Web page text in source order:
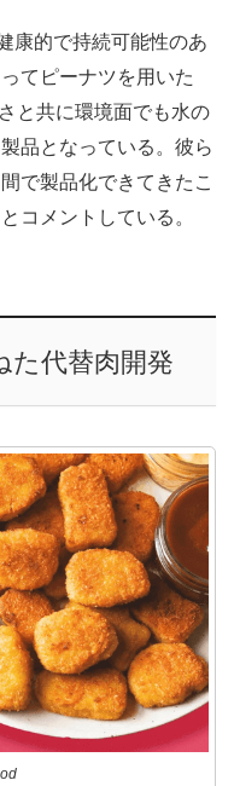
健康的で持続可能性のあ
てピーナツを用いた
と共に環境面でも水の
品となっている。彼ら
で製品化できてきたこ
コメントしている。
た代替肉開発